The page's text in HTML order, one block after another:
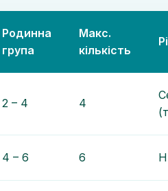
Родинна
група
Макс.
кількість
2 – 4 4
4 – 6 6